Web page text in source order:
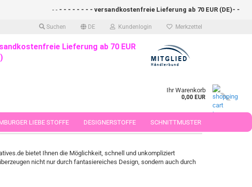
Suchen DE Kundenlogin Merkzettel
- - - - - - - - versandkostenfreie Lieferung ab 70 EUR (DE)- - - - -
Lieferung ab 70 EUR
Ihr Warenkorb
0,00 EUR
LIEBE STOFFE DESIGNERSTOFFE SCHNITTMUSTER
im Online-Shop bestellen
bietet Ihnen die Möglichkeit, schnell und unkompliziert
nicht nur durch fantasiereiches Design, sondern auch durch